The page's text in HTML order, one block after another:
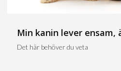
Min kanin lever ensam,
Det här behöver du veta